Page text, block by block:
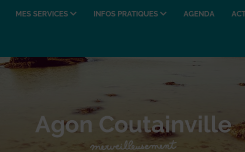
MES SERVICES INFOS PRATIQUES AGENDA